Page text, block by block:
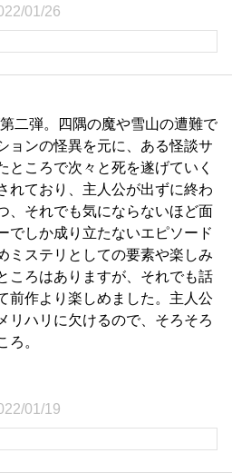
01/26
二弾。四隅の魔や雪山の遭難で
ョンの怪異を元に、ある怪談サ
ところで次々と死を遂げていく
れており、主人公が出ずに終わ
、それでも気にならないほど面
でしか成り立たないエピソード
ミステリとしての要素や楽しみ
ころはありますが、それでも話
前作より楽しめました。主人公
リハリに欠けるので、そろそろ
ろ。
01/19